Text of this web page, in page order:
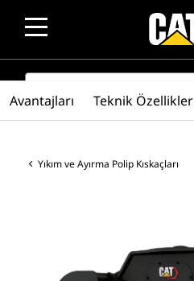
SEARCH
Yıkım ve Ayırma Polip Kıskaçları
Avantajları Teknik Özellikler